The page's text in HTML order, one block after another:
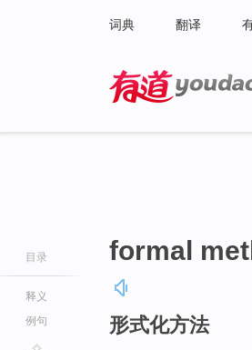
词典 翻译
目录
释义
例句
formal
形式化方法